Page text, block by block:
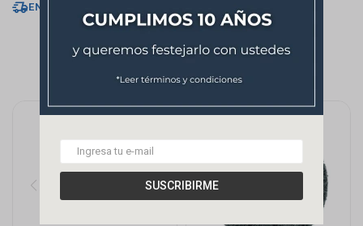
SUSCRIBIRME
ENVÍO EXPRESS
ENVÍO EXPRESS